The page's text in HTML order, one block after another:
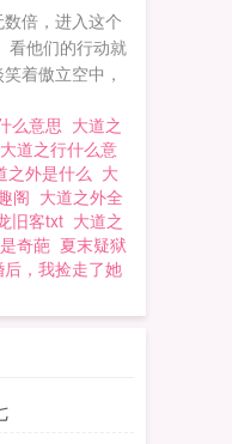
倍，进入这个
看他们的行动就
着傲立空中，
么意思 大道之
大道之行什么意
之外是什么 大
阁 大道之外全
旧客txt 大道之
奇葩 夏末疑狱
，我捡走了她